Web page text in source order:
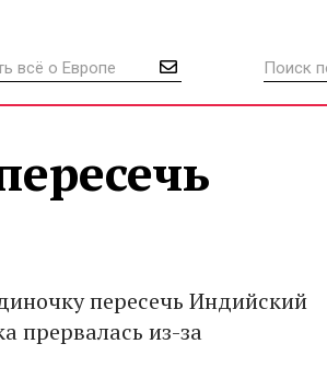
пересечь Индийский
прервалась из-за